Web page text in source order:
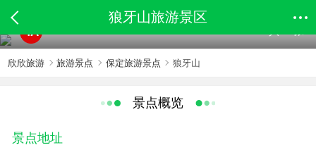
狼牙山旅游景区
4A
欣欣旅游 旅游景点 保定旅游景点 狼牙山
景点概览
景点地址